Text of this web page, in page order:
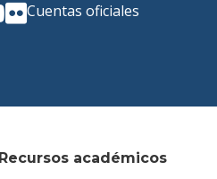
Recursos académicos
Cuentas oficiales